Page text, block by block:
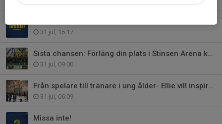
31 jul, 15:17
Sista chansen: Förläng din plats i Stinsen Arena kommande säsong
31 jul, 09:00
Från spelare till tränare i ung ålder- Ellie vill inspirera andra
31 jul, 06:09
Missa inte!